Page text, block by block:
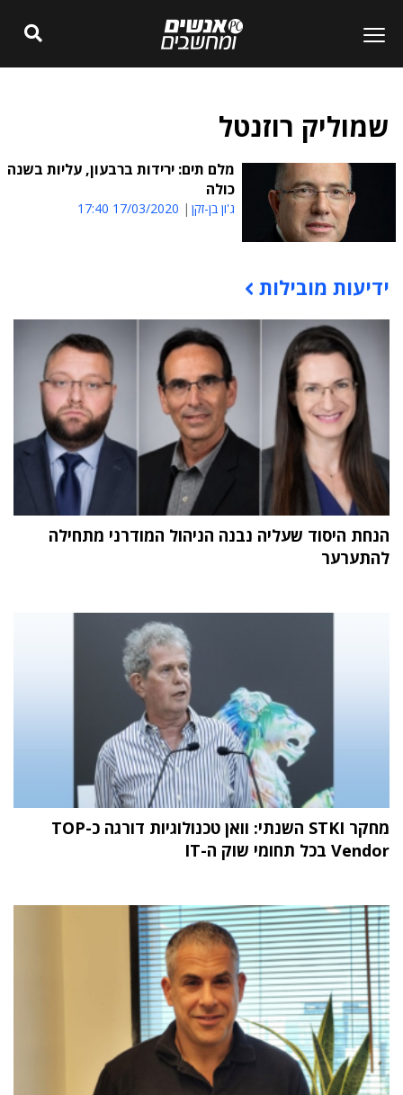
שמוליק רוזנטל
מלם תים: ירידות ברבעון, עליות בשנה
כולה
ג'ון בן-זקן 17/03/2020 17:40
תוכן פרסומי
ידיעות מובילות
הנחת היסוד שעליה נבנה הניהול המודרני מתחילה
להתערער
מחקר STKI השנתי: וואן טכנולוגיות דורגה כ-TOP
Vendor בכל תחומי שוק ה-IT